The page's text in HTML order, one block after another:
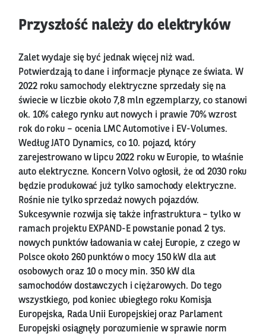
Przyszłość należy do elektryków
Zalet wydaje się być jednak więcej niż wad.
Potwierdzają to dane i informacje płynące ze świata. W
2022 roku samochody elektryczne sprzedały się na
świecie w liczbie około 7,8 mln egzemplarzy, co stanowi
ok. 10% całego rynku aut nowych i prawie 70% wzrost
rok do roku – ocenia LMC Automotive i EV-Volumes.
Według JATO Dynamics, co 10. pojazd, który
zarejestrowano w lipcu 2022 roku w Europie, to właśnie
auto elektryczne. Koncern Volvo ogłosił, że od 2030 roku
będzie produkować już tylko samochody elektryczne.
Rośnie nie tylko sprzedaż nowych pojazdów.
Sukcesywnie rozwija się także infrastruktura – tylko w
ramach projektu EXPAND-E powstanie ponad 2 tys.
nowych punktów ładowania w całej Europie, z czego w
Polsce około 260 punktów o mocy 150 kW dla aut
osobowych oraz 10 o mocy min. 350 kW dla
samochodów dostawczych i ciężarowych. Do tego
wszystkiego, pod koniec ubiegłego roku Komisja
Europejska, Rada Unii Europejskiej oraz Parlament
Europejski osiągnęły porozumienie w sprawie norm